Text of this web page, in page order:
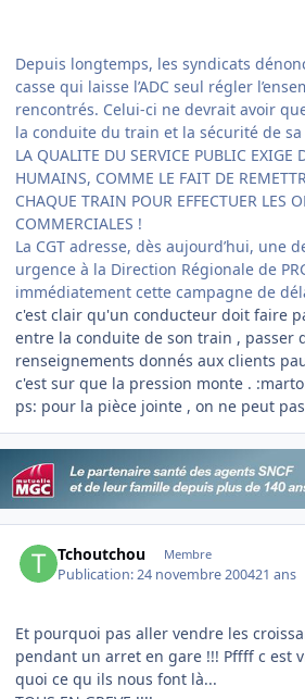
Depuis longtemps, les syndicats
casse qui laisse l’ADC seul régler
rencontrés. Celui-ci ne devrait avoir
la conduite du train et la sécurité de
LA QUALITE DU SERVICE PUBLIC EXIGE
HUMAINS, COMME LE FAIT DE
CHAQUE TRAIN POUR EFFECTUER LES
COMMERCIALES !
La CGT adresse, dès aujourd’hui, une
urgence à la Direction Régionale de
immédiatement cette campagne de
c'est clair qu'un conducteur doit faire
entre la conduite de son train , passer
renseignements donnés aux clients
c'est sur que la pression monte .
ps: pour la pièce jointe , on ne peut
Tchoutchou Membre
Publication:24 novembre 200421 ans
Et pourquoi pas aller vendre les
pendant un arret en gare !!! Pffff c est
quoi ce qu ils nous font là...